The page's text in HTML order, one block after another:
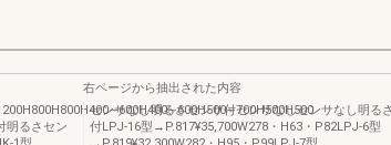
明るさセン
右ページから抽出された内容
センサなし明るさセンサ付センサなしセンサなし明る
付LPJ-16型→P.817¥35,700W278・H63・P82LPJ-6型